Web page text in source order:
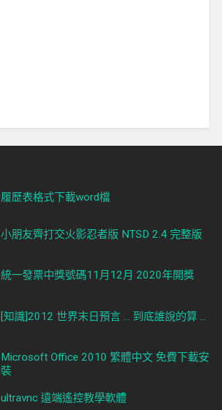
履歷表格式下載word檔
小朋友齊打交火影忍者版 NTSD 2.4 完整版
統一發票中獎號碼11月12月 2020年開獎
[知識]2012 世界末日預言 ... 到底誰說的算 ...
Microsoft Office 2010 繁體中文 免費下載安
裝
ultravnc 遠端遙控教學軟體